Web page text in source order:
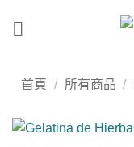
首頁 / 所有商品 /